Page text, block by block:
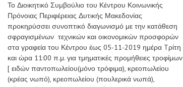
Το Διοικητικό Συμβούλιο του Κέντρου Κοινωνικής
Πρόνοιας Περιφέρειας Δυτικής Μακεδονίας
προκηρύσσει συνοπτικό διαγωνισμό με την κατάθεση
σφραγισμένων τεχνικών και οικονομικών προσφορών
στα γραφεία του Κέντρου έως 05-11-2019 ημέρα Tρίτη
και ώρα 11:00 π.μ. για τμηματικές προμήθειες τροφίμων
[ ειδών παντοπωλείου(μόνο τρόφιμα), κρεοπωλείου
(κρέας νωπό), κρεοπωλείου (πουλερικά νωπά),